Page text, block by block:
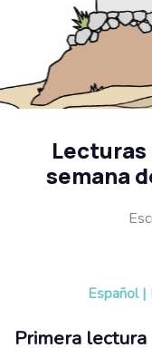
Lecturas
semana
Español |
Primera lectura